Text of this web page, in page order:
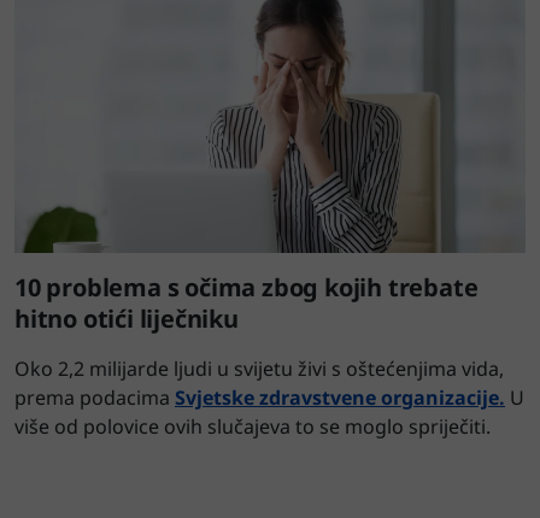
10 problema s očima zbog kojih trebate
hitno otići liječniku
Oko 2,2 milijarde ljudi u svijetu živi s oštećenjima vida,
prema podacima Svjetske zdravstvene organizacije. U
više od polovice ovih slučajeva to se moglo spriječiti.